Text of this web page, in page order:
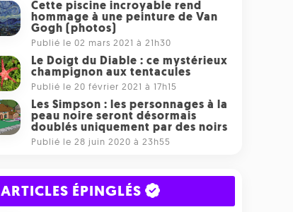
Cette piscine incroyable rend
hommage à une peinture de Van
Gogh (photos)
Publié le 02 mars 2021 à 21h30
Le Doigt du Diable : ce mystérieux
champignon aux tentacules
Publié le 20 février 2021 à 17h15
Les Simpson : les personnages à la
peau noire seront désormais
doublés uniquement par des noirs
Publié le 28 juin 2020 à 23h55
ARTICLES ÉPINGLÉS